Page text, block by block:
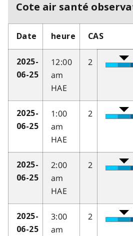
Cote air santé
Date heure CAS
2025-
06-25
12:00
am
HAE
2
2025-
06-25
1:00
am
HAE
2
2025-
06-25
2:00
am
HAE
2
2025-
06-25
3:00
am
2